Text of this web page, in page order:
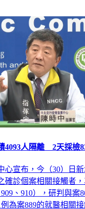
4093人隔離 2天採檢
心宣布，今（30）日新
確診個案相關接觸者
、910），研判與案
為案889的就醫相關接